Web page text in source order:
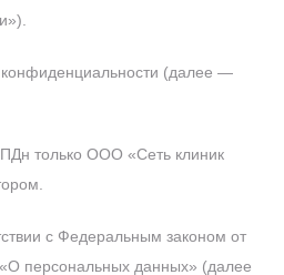
(далее —
ПДн только ООО «Сеть клиник
с Федеральным законом от
персональных данных» (далее